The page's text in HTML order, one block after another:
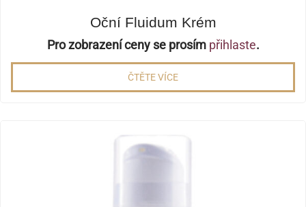
Oční Fluidum Krém
Pro zobrazení ceny se prosím přihlaste.
ČTĚTE VÍCE